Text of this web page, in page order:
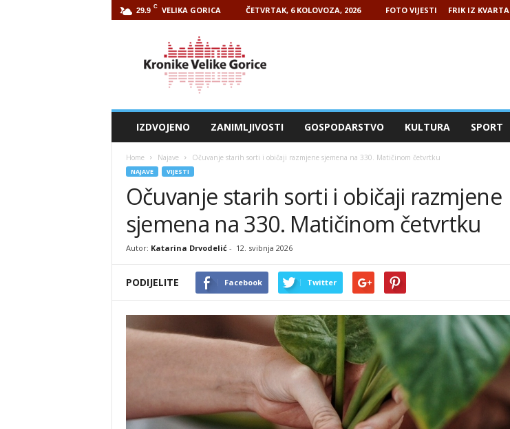
29.9 C VELIKA GORICA ČETVRTAK, 6 KOLOVOZA, 2026 FOTO VIJESTI FRIK IZ KVARTA
IZDVOJENO ZANIMLJIVOSTI GOSPODARSTVO KULTURA SPORT
Home Najave Očuvanje starih sorti i običaji razmjene sjemena na 330. Matičinom četvrtku
NAJAVE VIJESTI
Očuvanje starih sorti i običaji razmjene
sjemena na 330. Matičinom četvrtku
Autor: Katarina Drvodelić- 12. svibnja 2026
PODIJELITE Facebook Twitter